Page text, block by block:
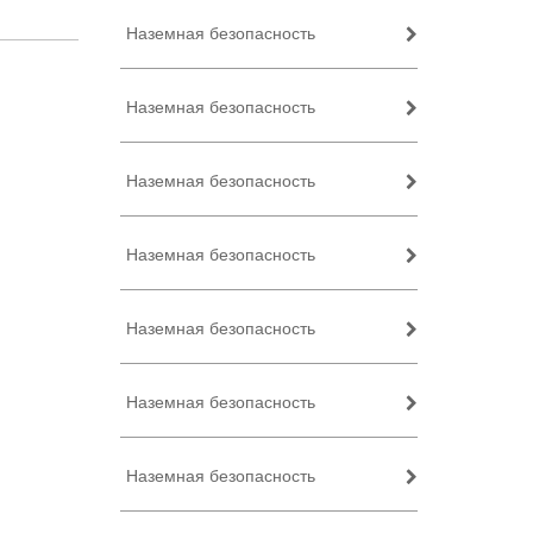
Наземная безопасность
Наземная безопасность
Наземная безопасность
Наземная безопасность
Наземная безопасность
Наземная безопасность
Наземная безопасность